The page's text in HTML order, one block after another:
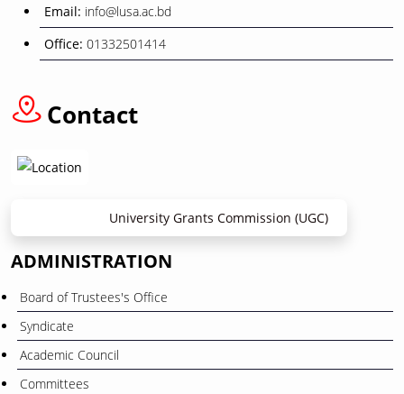
12 বাংলা নববর্ষ ১৪৩৩” উপলক্ষে ছুটি প্রসঙ্গে
Email: info@lusa.ac.bd
Office: 01332501414
Contact
University Grants Commission (UGC)
ADMINISTRATION
Board of Trustees's Office
Syndicate
Academic Council
Committees